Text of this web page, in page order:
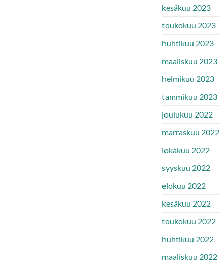
kesäkuu 2023
toukokuu 2023
huhtikuu 2023
maaliskuu 2023
helmikuu 2023
tammikuu 2023
joulukuu 2022
marraskuu 2022
lokakuu 2022
syyskuu 2022
elokuu 2022
kesäkuu 2022
toukokuu 2022
huhtikuu 2022
maaliskuu 2022